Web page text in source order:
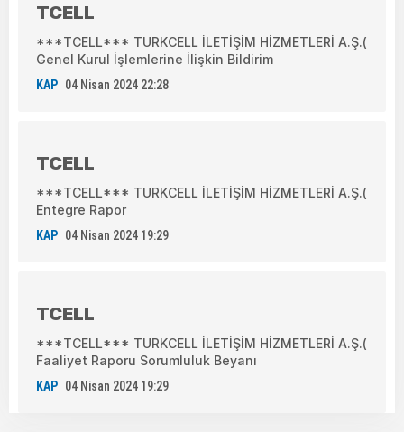
TCELL
***TCELL*** TURKCELL İLETİŞİM HİZMETLERİ A.Ş.(
Genel Kurul İşlemlerine İlişkin Bildirim
KAP 04 Nisan 2024 22:28
TCELL
***TCELL*** TURKCELL İLETİŞİM HİZMETLERİ A.Ş.(
Entegre Rapor
KAP 04 Nisan 2024 19:29
TCELL
***TCELL*** TURKCELL İLETİŞİM HİZMETLERİ A.Ş.(
Faaliyet Raporu Sorumluluk Beyanı
KAP 04 Nisan 2024 19:29